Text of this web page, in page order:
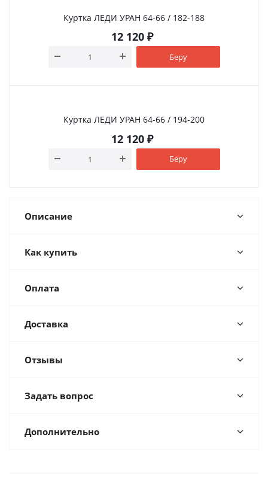
Куртка ЛЕДИ УРАН 64-66 / 182-188
12 120₽
Беру
Куртка ЛЕДИ УРАН 64-66 / 194-200
12 120₽
Беру
Описание
Как купить
Оплата
Доставка
Отзывы
Задать вопрос
Дополнительно